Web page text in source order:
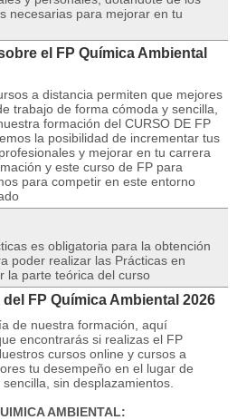
necesarias para mejorar en tu
el FP Química Ambiental
a distancia permiten que mejores
trabajo de forma cómoda y sencilla,
formación del CURSO DE FP
la posibilidad de incrementar tus
y mejorar en tu carrera
y este curso de FP para
para competir en este entorno
es obligatoria para la obtención
poder realizar las Prácticas en
la parte teórica del curso
FP Química Ambiental 2026
de nuestra formación, aquí
encontrarás si realizas el FP
cursos online y cursos a
tu desempeño en el lugar de
sin desplazamientos.
AMBIENTAL: